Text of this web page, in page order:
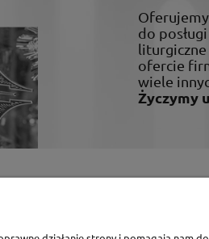
do
liturgiczne
ofercie
wiele
Życzymy